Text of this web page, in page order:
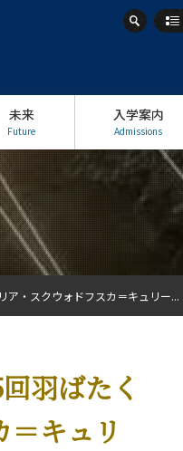
未来
Future
入学案内
Admissions
羽ばたく
キュリ
ア・スクウォドフスカ＝キュリー...